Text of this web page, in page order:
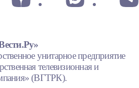
унитарное предприятие
телевизионная и
(ВГТРК).